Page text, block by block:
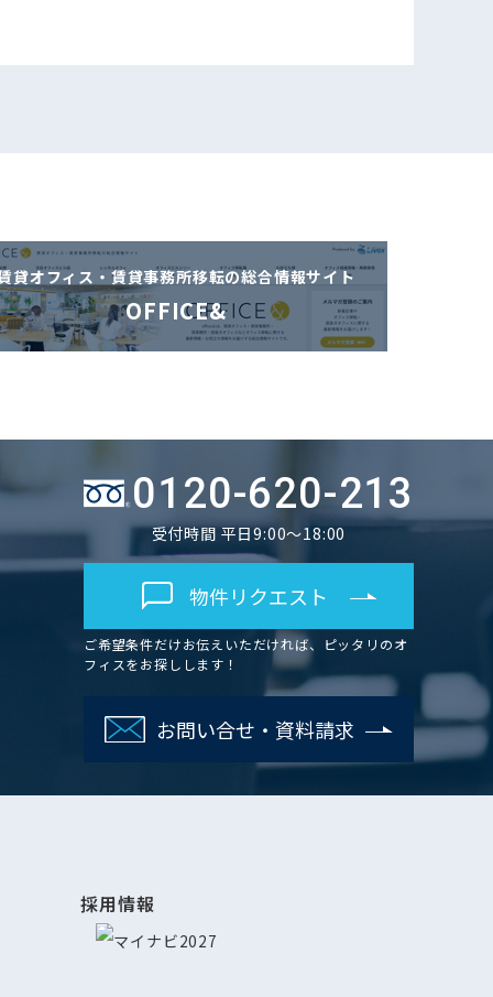
貸オフィス・賃貸事務所移転の総合情報サイト
OFFICE&
0120-620-213
受付時間 平日9:00～18:00
物件リクエスト
ご希望条件だけお伝えいただければ、ピッタリのオ
フィスをお探しします！
お問い合せ・資料請求
採用情報